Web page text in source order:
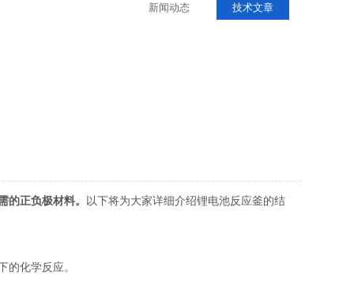
新闻动态 技术文章
正负极材料。 以下将为大家详细介绍锂电池反应釜的结
化学反应。